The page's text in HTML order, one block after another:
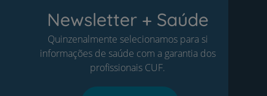
Newsletter + Saúde
Quinzenalmente selecionamos para si
informações de saúde com a garantia dos
profissionais CUF.